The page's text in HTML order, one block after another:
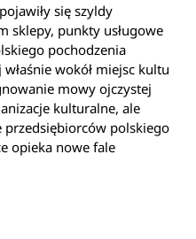
się szyldy
sklepy, punkty usługowe
pochodzenia
wokół miejsc kultu
mowy ojczystej
kulturalne, ale
przedsiębiorców polskiego
opieka nowe fale